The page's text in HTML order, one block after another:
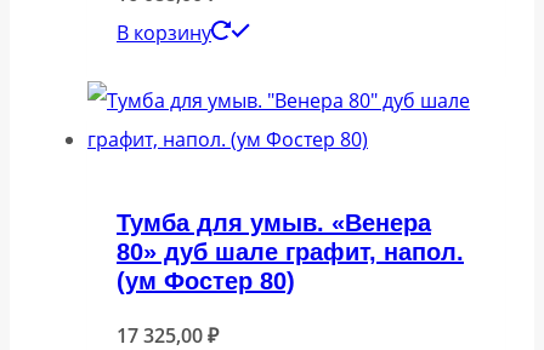
В корзину
Тумба для умыв. «Венера
80» дуб шале графит, напол.
(ум Фостер 80)
17 325,00₽